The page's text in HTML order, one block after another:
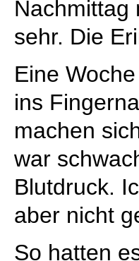
Nachmittag
sehr. Die
Eine
ins
machen
war
Blutdruck.
aber nicht
So hatten